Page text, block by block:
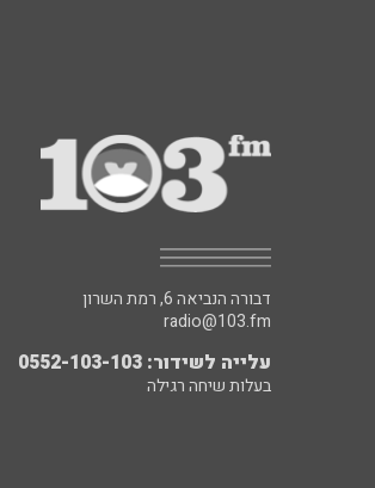
דבורה הנביאה 6, רמת השרון
radio@103.fm
עלייה לשידור: 0552-103-103
בעלות שיחה רגילה